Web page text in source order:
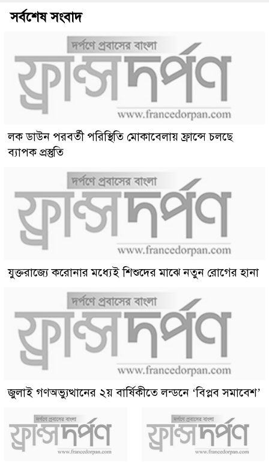
সর্বশেষ সংবাদ
লক ডাউন পরবর্তী পরিস্থিতি মোকাবেলায় ফ্রান্সে চলছে
ব্যাপক প্রস্তুতি
যুক্তরাজ্যে করোনার মধ্যেই শিশুদের মাঝে নতুন রোগের হানা
জুলাই গণঅভ্যুত্থানের ২য় বার্ষিকীতে লন্ডনে ‘বিপ্লব সমাবেশ’